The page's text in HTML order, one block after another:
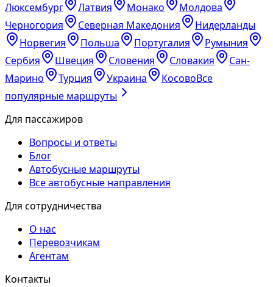
Люксембург
Латвия Монако
Молдова
Черногория
Северная Македония
Нидерланды
Норвегия
Польша Португалия
Румыния
Сербия
Швеция Словения Словакия
Сан-
Марино
Турция Украина КосовоВсе
популярные маршруты
Для пассажиров
Вопросы и ответы
Блог
Автобусные маршруты
Все автобусные направления
Для сотрудничества
О нас
Перевозчикам
Агентам
Контакты